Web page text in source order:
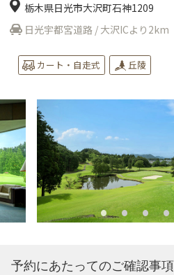
栃木県日光市大沢町石神1209
日光宇都宮道路 / 大沢ICより2km
カート・自走式 丘陵
予約にあたってのご確認事項